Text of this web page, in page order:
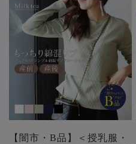
【闇市・B品】＜授乳服・